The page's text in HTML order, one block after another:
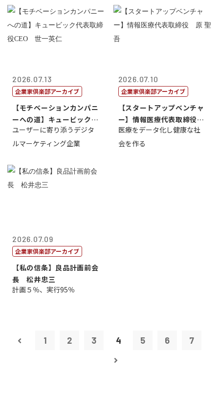
2026.07.13
企業家倶楽部アーカイブ
【モチベーションカンパニ
ーへの道】キュービック代
表取締役CE...
ユーザーに寄り添うデジタ
ルマーケティング企業
2026.07.10
企業家倶楽部アーカイブ
【スタートアップベンチャ
ー】情報医療代表取締役
原 聖吾
医療をデータ化し健康な社
会を作る
2026.07.09
企業家倶楽部アーカイブ
【私の信条】良品計画前会
長 松井忠三
計画５％、実行95％
1 2 3 4 5 6 7